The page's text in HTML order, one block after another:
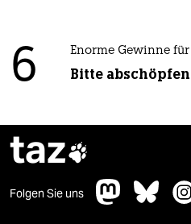
6 Enorme Gewinne
Bitte
taz
Folgen Sie uns